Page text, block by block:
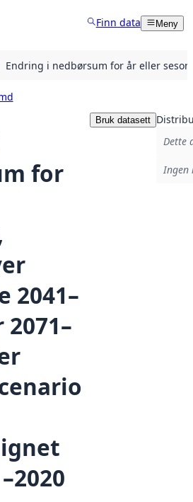
Finn data Meny
Endring i nedbørsum for år eller
for
2041–
Bruk datasett
Dette
Ingen